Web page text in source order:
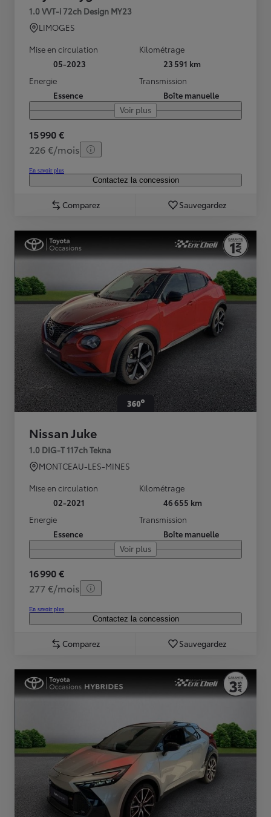
1.0 VVT-i 72ch Design MY23
LIMOGES
Mise en circulation
05-2023
Kilométrage
23 591 km
Energie
Essence
Transmission
Boîte manuelle
Voir plus
15 990 €
226 €/mois
En savoir plus
Contactez la concession
Comparez Sauvegardez
Nissan Juke
1.0 DIG-T 117ch Tekna
MONTCEAU-LES-MINES
Mise en circulation
02-2021
Kilométrage
46 655 km
Energie
Essence
Transmission
Boîte manuelle
Voir plus
16 990 €
277 €/mois
En savoir plus
Contactez la concession
Comparez Sauvegardez